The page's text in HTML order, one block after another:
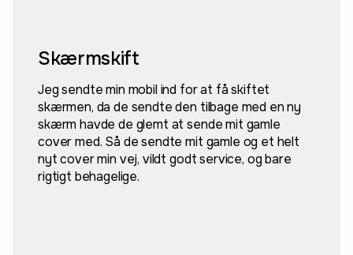
Skærmskift
Jeg sendte min mobil ind for at få skiftet
skærmen, da de sendte den tilbage med en ny
skærm havde de glemt at sende mit gamle
cover med. Så de sendte mit gamle og et helt
nyt cover min vej, vildt godt service, og bare
rigtigt behagelige.